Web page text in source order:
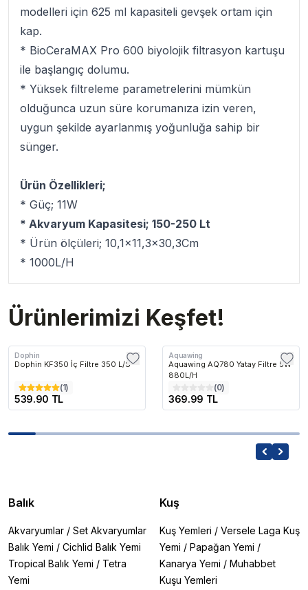
modelleri için 625 ml kapasiteli gevşek ortam için
kap.
* BioCeraMAX Pro 600 biyolojik filtrasyon kartuşu
ile başlangıç dolumu.
* Yüksek filtreleme parametrelerini mümkün
olduğunca uzun süre korumanıza izin veren,
uygun şekilde ayarlanmış yoğunluğa sahip bir
sünger.
Ürün Özellikleri;
* Güç; 11W
* Akvaryum Kapasitesi; 150-250 Lt
* Ürün ölçüleri; 10,1x11,3x30,3Cm
* 1000L/H
Ürünlerimizi Keşfet!
Dophin
Dophin KF350 İç Filtre 350 L/S
(1)
539.90 TL
Aquawing
Aquawing AQ780 Yatay Filtre 5W
880L/H
(0)
369.99 TL
Balık
Akvaryumlar / Set Akvaryumlar
Balık Yemi / Cichlid Balık Yemi
Tropical Balık Yemi / Tetra
Yemi
Kuş
Kuş Yemleri / Versele Laga Kuş
Yemi / Papağan Yemi /
Kanarya Yemi / Muhabbet
Kuşu Yemleri